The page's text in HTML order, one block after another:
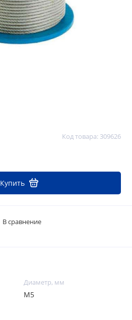
Код товара: 309626
Купить
В сравнение
Диаметр, мм
М5